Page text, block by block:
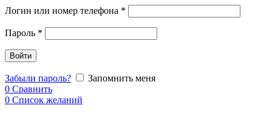
Логин или номер телефона *
Пароль *
Войти
Забыли пароль?
Запомнить меня
0 Сравнить
0 Список желаний